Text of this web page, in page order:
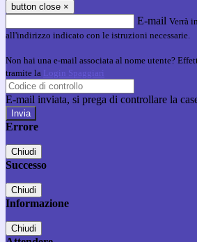
button close ×
E-mail Verrà
all'indirizzo indicato con le istruzioni necessarie.
Non hai una e-mail associata al nome utente?
tramite la Login Spaggiari
E-mail inviata, si prega di controllare la
Errore
Chiudi
Successo
Chiudi
Informazione
Chiudi